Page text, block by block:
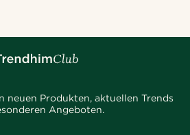
neuen Produkten, aktuellen Trends
Angeboten.